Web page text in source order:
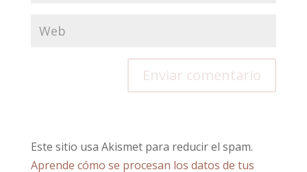
Este sitio usa Akismet para reducir el spam.
Aprende cómo se procesan los datos de tus